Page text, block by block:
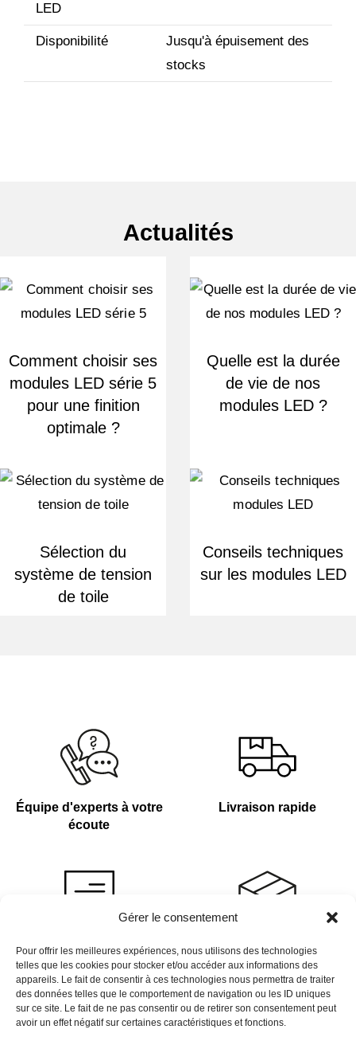
Gérer le consentement
Pour offrir les meilleures expériences, nous utilisons des technologies
telles que les cookies pour stocker et/ou accéder aux informations des
appareils. Le fait de consentir à ces technologies nous permettra de traiter
des données telles que le comportement de navigation ou les ID uniques
sur ce site. Le fait de ne pas consentir ou de retirer son consentement peut
avoir un effet négatif sur certaines caractéristiques et fonctions.
LED
Disponibilité
Jusqu'à épuisement des
stocks
Actualités
Comment choisir ses
modules LED série 5
pour une finition
optimale ?
Quelle est la durée
de vie de nos
modules LED ?
Sélection du
système de tension
de toile
Conseils techniques
sur les modules LED
Équipe d'experts à votre
écoute
Livraison rapide
Devis sur demande
Plus de 4 000 références
en stock